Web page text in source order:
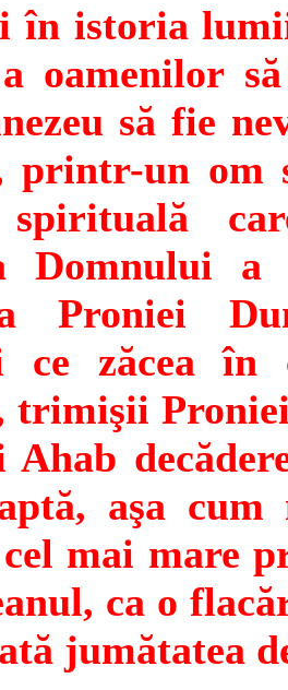
în istoria
oamenilor
să fie
printr-un om
spirituală
Domnului a
Proniei
ce zăcea în
trimişii
aşa cum
mai mare
ca o
jumătatea